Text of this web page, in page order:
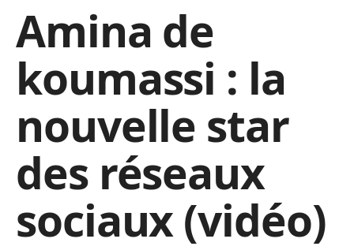
Amina de
koumassi : la
nouvelle star
des réseaux
sociaux (vidéo)